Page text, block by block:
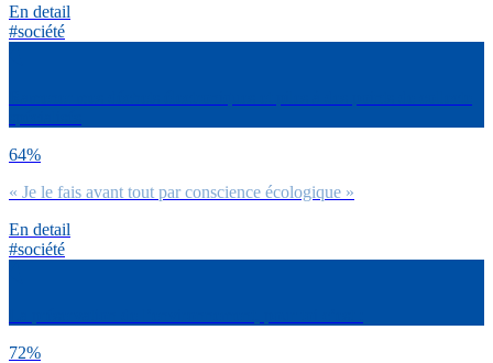
En detail
#société
64%
« Je le fais avant tout par conscience écologique »
En detail
#société
72%